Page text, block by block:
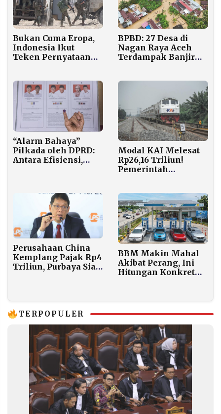
Bukan Cuma Eropa,
Indonesia Ikut
Teken Pernyataan
Tepi Barat
BPBD: 27 Desa di
Nagan Raya Aceh
Terdampak Banjir
“Alarm Bahaya”
Pilkada oleh DPRD:
Antara Efisiensi,
Modal KAI Melesat
Rp26,16 Triliun!
Pemerintah
Kereta Listrik
Perusahaan China
Kemplang Pajak Rp4
Triliun, Purbaya Siap
BBM Makin Mahal
Akibat Perang, Ini
Hitungan Konkret
TERPOPULER